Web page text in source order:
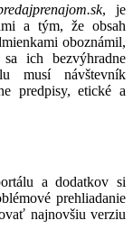
, je
a tým, že obsah
oboznámil,
ich bezvýhradne
musí návštevník
predpisy, etické a
a dodatkov si
prehliadanie
najnovšiu verziu